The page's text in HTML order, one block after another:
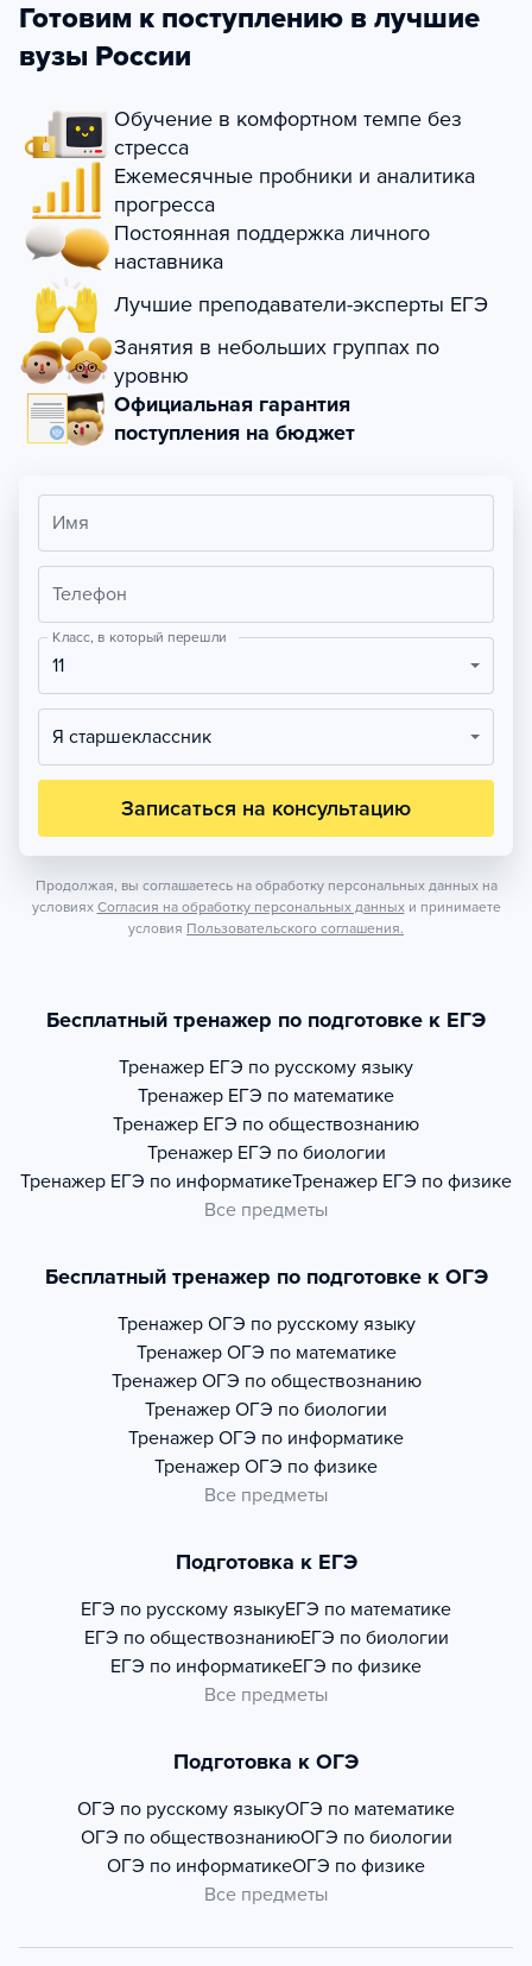
Готовим к поступлению в лучшие
вузы России
Обучение в комфортном темпе без
стресса
Ежемесячные пробники и аналитика
прогресса
Постоянная поддержка личного
наставника
Лучшие преподаватели-эксперты ЕГЭ
Занятия в небольших группах по
уровню
Официальная гарантия
поступления на бюджет
Имя
Телефон
Класс, в который перешли
11
Я старшеклассник
Записаться на консультацию
Продолжая, вы соглашаетесь на обработку персональных данных на
условиях Согласия на обработку персональных данных и принимаете
условия Пользовательского соглашения.
Бесплатный тренажер по подготовке к ЕГЭ
Тренажер ЕГЭ по русскому языку
Тренажер ЕГЭ по математике
Тренажер ЕГЭ по обществознанию
Тренажер ЕГЭ по биологии
Тренажер ЕГЭ по информатикеТренажер ЕГЭ по физике
Все предметы
Бесплатный тренажер по подготовке к ОГЭ
Тренажер ОГЭ по русскому языку
Тренажер ОГЭ по математике
Тренажер ОГЭ по обществознанию
Тренажер ОГЭ по биологии
Тренажер ОГЭ по информатике
Тренажер ОГЭ по физике
Все предметы
Подготовка к ЕГЭ
ЕГЭ по русскому языкуЕГЭ по математике
ЕГЭ по обществознаниюЕГЭ по биологии
ЕГЭ по информатикеЕГЭ по физике
Все предметы
Подготовка к ОГЭ
ОГЭ по русскому языкуОГЭ по математике
ОГЭ по обществознаниюОГЭ по биологии
ОГЭ по информатикеОГЭ по физике
Все предметы